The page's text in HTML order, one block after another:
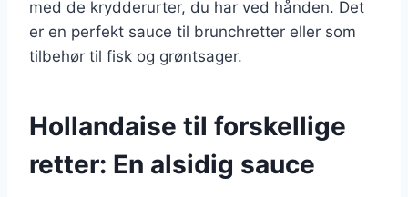
med de krydderurter, du har ved hånden. Det
er en perfekt sauce til brunchretter eller som
tilbehør til fisk og grøntsager.
Hollandaise til forskellige
retter: En alsidig sauce